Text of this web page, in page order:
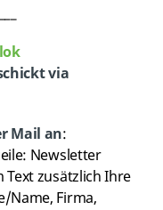
via
Mail an:
Newsletter
zusätzlich Ihre
Name, Firma,